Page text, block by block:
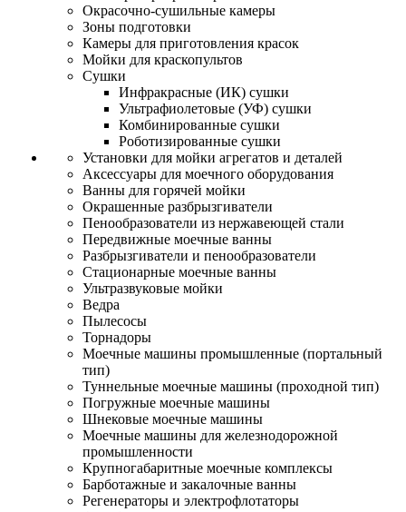
Окрасочно-сушильные камеры
Зоны подготовки
Камеры для приготовления красок
Мойки для краскопультов
Сушки
Инфракрасные (ИК) сушки
Ультрафиолетовые (УФ) сушки
Комбинированные сушки
Роботизированные сушки
Установки для мойки агрегатов и деталей
Аксессуары для моечного оборудования
Ванны для горячей мойки
Окрашенные разбрызгиватели
Пенообразователи из нержавеющей стали
Передвижные моечные ванны
Разбрызгиватели и пенообразователи
Стационарные моечные ванны
Ультразвуковые мойки
Ведра
Пылесосы
Торнадоры
Моечные машины промышленные (портальный
тип)
Туннельные моечные машины (проходной тип)
Погружные моечные машины
Шнековые моечные машины
Моечные машины для железнодорожной
промышленности
Крупногабаритные моечные комплексы
Барботажные и закалочные ванны
Регенераторы и электрофлотаторы